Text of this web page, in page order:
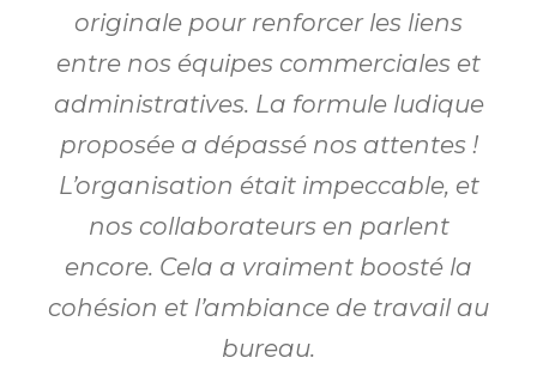
originale pour renforcer les liens
entre nos équipes commerciales et
administratives. La formule ludique
proposée a dépassé nos attentes !
L’organisation était impeccable, et
nos collaborateurs en parlent
encore. Cela a vraiment boosté la
cohésion et l’ambiance de travail au
bureau.